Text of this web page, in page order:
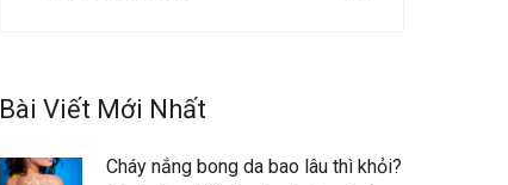
Bài Viết Mới Nhất
Cháy nắng bong da bao lâu thì khỏi?